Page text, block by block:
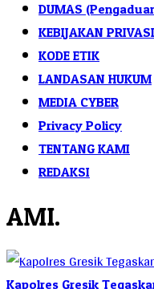
DUMAS
KEBIJAKAN PRIVASI
KODE ETIK
LANDASAN HUKUM
MEDIA CYBER
Privacy Policy
TENTANG KAMI
REDAKSI
AMI.
Kapolres Gresik